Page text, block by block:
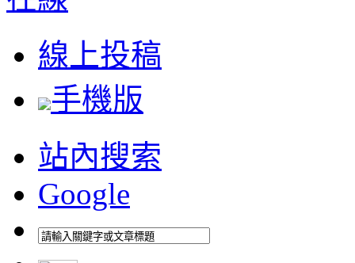
線上投稿
手機版
站內搜索
Google